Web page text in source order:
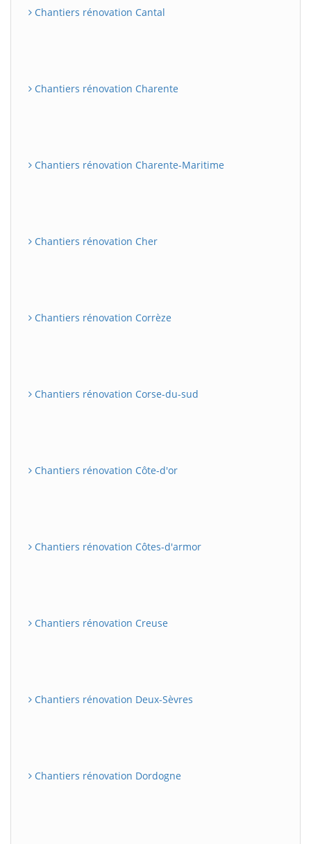
Chantiers rénovation Cantal
Chantiers rénovation Charente
Chantiers rénovation Charente-Maritime
Chantiers rénovation Cher
Chantiers rénovation Corrèze
Chantiers rénovation Corse-du-sud
Chantiers rénovation Côte-d'or
Chantiers rénovation Côtes-d'armor
Chantiers rénovation Creuse
Chantiers rénovation Deux-Sèvres
Chantiers rénovation Dordogne